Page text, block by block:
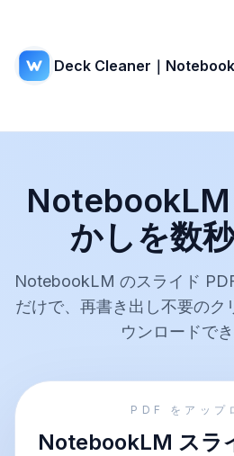
Deck Cleaner｜
NotebookLM
かしを数
NotebookLM のスライド
だけで、再書き出し不要のク
ウンロードでき
PDF をアップ
NotebookLM スラ